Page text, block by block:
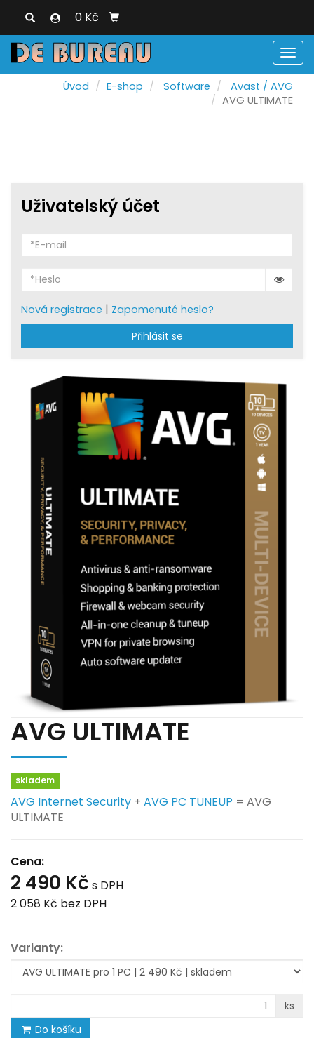
0 Kč
Úvod E-shop Software
Avast / AVG
AVG ULTIMATE
Uživatelský účet
Nová registrace | Zapomenuté heslo?
Přihlásit se
AVG ULTIMATE
skladem
AVG Internet Security + AVG PC TUNEUP = AVG
ULTIMATE
Cena:
2 490 Kč s DPH
2 058 Kč bez DPH
Varianty:
ks
Do košíku